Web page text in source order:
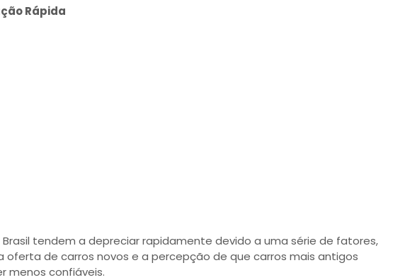
Rápida
Brasil tendem a depreciar rapidamente devido a uma série de fatores,
oferta de carros novos e a percepção de que carros mais antigos
menos confiáveis.